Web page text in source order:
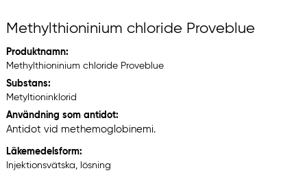
Methylthioninium chloride Proveblue
Produktnamn:
Methylthioninium chloride Proveblue
Substans:
Metyltioninklorid
Användning som antidot:
Antidot vid methemoglobinemi.
Läkemedelsform:
Injektionsvätska, lösning